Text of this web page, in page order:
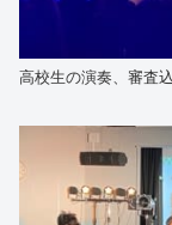
高校生の演奏、審査